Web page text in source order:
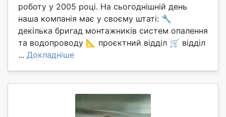
роботу у 2005 році. На сьогоднішній день
наша компанія має у своєму штаті: 🔧
декілька бригад монтажників систем опалення
та водопроводу 📐 проєктний відділ 🛒 відділ
... Докладніше